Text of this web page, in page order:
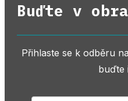
Buďte v
Přihlaste se k odběru
buďte